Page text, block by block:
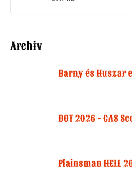
Archiv
Barny és Huszar
DOT 2026 - CAS
Plainsman HELL